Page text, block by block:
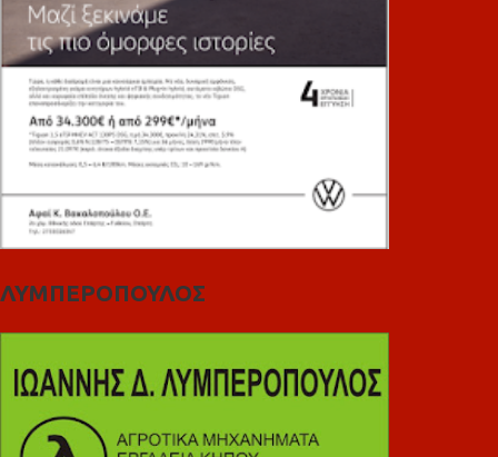
ΛΥΜΠΕΡΟΠΟΥΛΟΣ